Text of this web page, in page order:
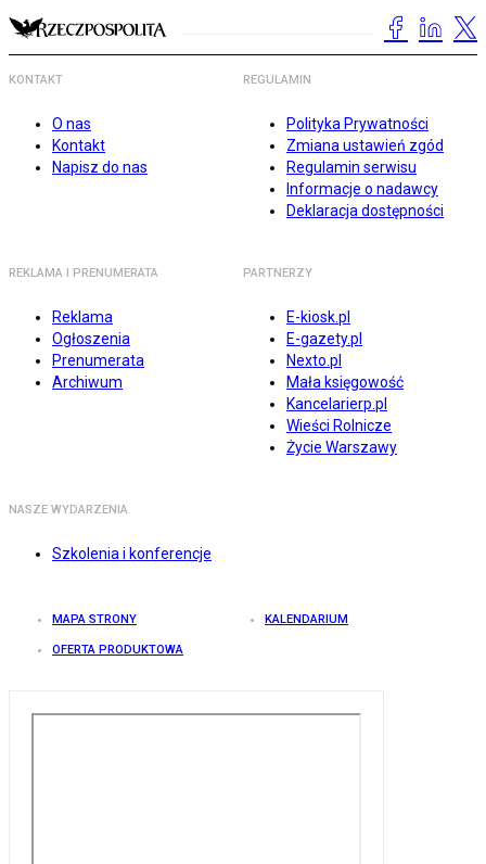
KONTAKT
O nas
Kontakt
Napisz do nas
REGULAMIN
Polityka Prywatności
Zmiana ustawień zgód
Regulamin serwisu
Informacje o nadawcy
Deklaracja dostępności
REKLAMA I PRENUMERATA
Reklama
Ogłoszenia
Prenumerata
Archiwum
PARTNERZY
E-kiosk.pl
E-gazety.pl
Nexto.pl
Mała księgowość
Kancelarierp.pl
Wieści Rolnicze
Życie Warszawy
NASZE WYDARZENIA
Szkolenia i konferencje
MAPA STRONY KALENDARIUM
OFERTA PRODUKTOWA